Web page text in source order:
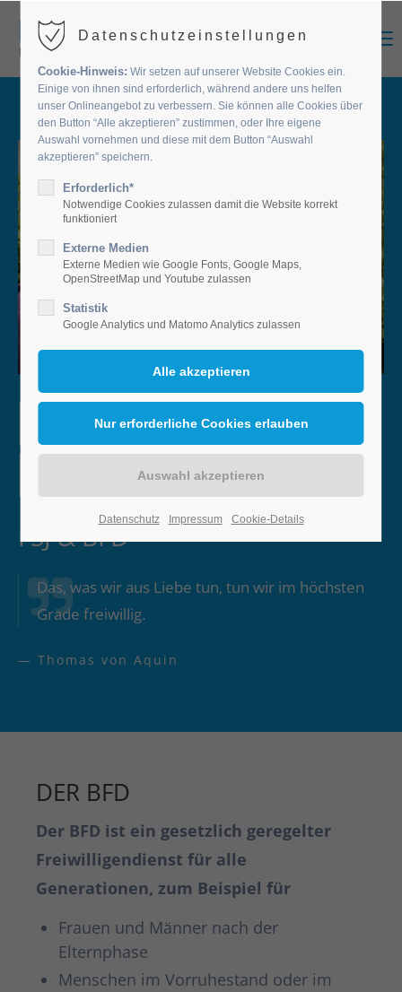
MENU
FSJ & BFD
Das, was wir aus Liebe tun, tun wir im höchsten
Grade freiwillig.
— Thomas von Aquin
DER BFD
Der BFD ist ein gesetzlich geregelter
Freiwilligendienst für alle
Generationen, zum Beispiel für
Frauen und Männer nach der
Elternphase
Menschen im Vorruhestand oder im
Datenschutzeinstellungen
Cookie-Hinweis: Wir setzen auf unserer Website Cookies ein.
Einige von ihnen sind erforderlich, während andere uns helfen
unser Onlineangebot zu verbessern. Sie können alle Cookies über
den Button “Alle akzeptieren” zustimmen, oder Ihre eigene
Auswahl vornehmen und diese mit dem Button “Auswahl
akzeptieren” speichern.
Erforderlich*
Notwendige Cookies zulassen damit die Website korrekt
funktioniert
Externe Medien
Externe Medien wie Google Fonts, Google Maps,
OpenStreetMap und Youtube zulassen
Statistik
Google Analytics und Matomo Analytics zulassen
Datenschutz Impressum Cookie-Details